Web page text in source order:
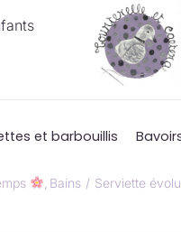
et barbouillis
Bains Serviette